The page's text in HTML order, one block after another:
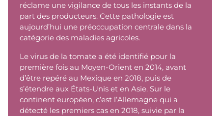
réclame une vigilance de tous les instants de la
part des producteurs. Cette pathologie est
aujourd’hui une préoccupation centrale dans la
catégorie des maladies agricoles.
Le virus de la tomate a été identifié pour la
première fois au Moyen-Orient en 2014, avant
d’être repéré au Mexique en 2018, puis de
s’étendre aux États-Unis et en Asie. Sur le
continent européen, c’est l’Allemagne qui a
détecté les premiers cas en 2018, suivie par la